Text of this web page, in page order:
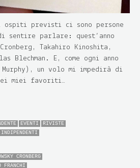
ospiti previsti ci sono persone
sentire parlare: quest’anno
Takahiro Kinoshita,
Blechman. E, come ogni anno
un volo mi impedirà di
miei favoriti…
EVENTI
RIVISTE
CRONBERG
FRANCHI